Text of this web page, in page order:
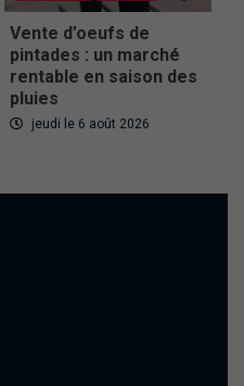
Vente d’oeufs de
pintades : un marché
rentable en saison des
pluies
jeudi le 6 août 2026